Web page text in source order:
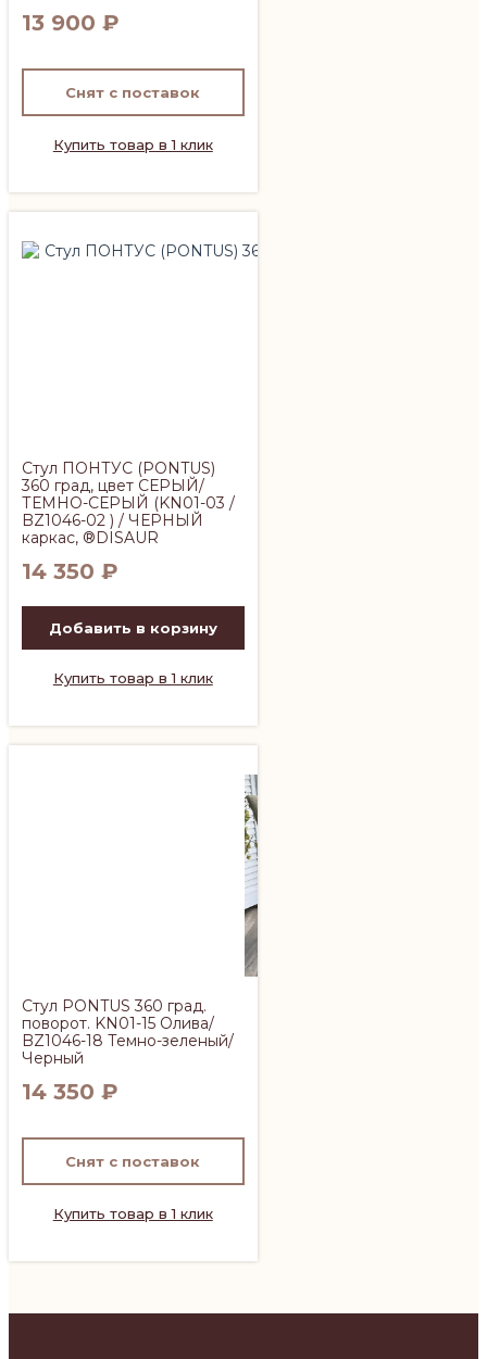
13 900 ₽
Снят с поставок
Купить товар в 1 клик
Стул ПОНТУС (PONTUS)
360 град, цвет СЕРЫЙ/
ТЕМНО-СЕРЫЙ (KN01-03 /
BZ1046-02 ) / ЧЕРНЫЙ
каркас, ®DISAUR
14 350 ₽
Добавить в корзину
Купить товар в 1 клик
Стул PONTUS 360 град.
поворот. KN01-15 Олива/
BZ1046-18 Темно-зеленый/
Черный
14 350 ₽
Снят с поставок
Купить товар в 1 клик